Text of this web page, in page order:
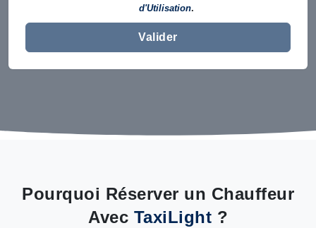
d'Utilisation.
Valider
Pourquoi Réserver un Chauffeur
Avec TaxiLight ?